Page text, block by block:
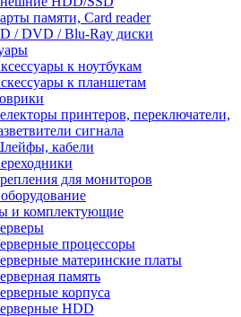
памяти, Card reader
/ DVD / Blu-Ray диски
к ноутбукам
к планшетам
принтеров, переключатели,
сигнала
кабели
для мониторов
и комплектующие
процессоры
материнские платы
память
корпуса
HDD